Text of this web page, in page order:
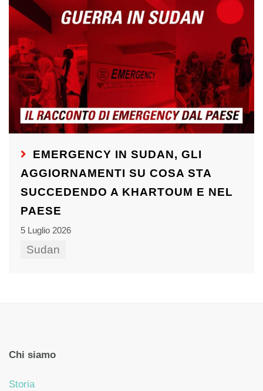
EMERGENCY IN SUDAN, GLI
AGGIORNAMENTI SU COSA STA
SUCCEDENDO A KHARTOUM E NEL
PAESE
5 Luglio 2026
Sudan
Chi siamo
Storia